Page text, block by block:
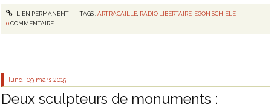
LIEN PERMANENT TAGS :ARTRACAILLE, RADIO LIBERTAIRE, EGON SCHIELE
0COMMENTAIRE
lundi 09 mars 2015
Deux sculpteurs de monuments :